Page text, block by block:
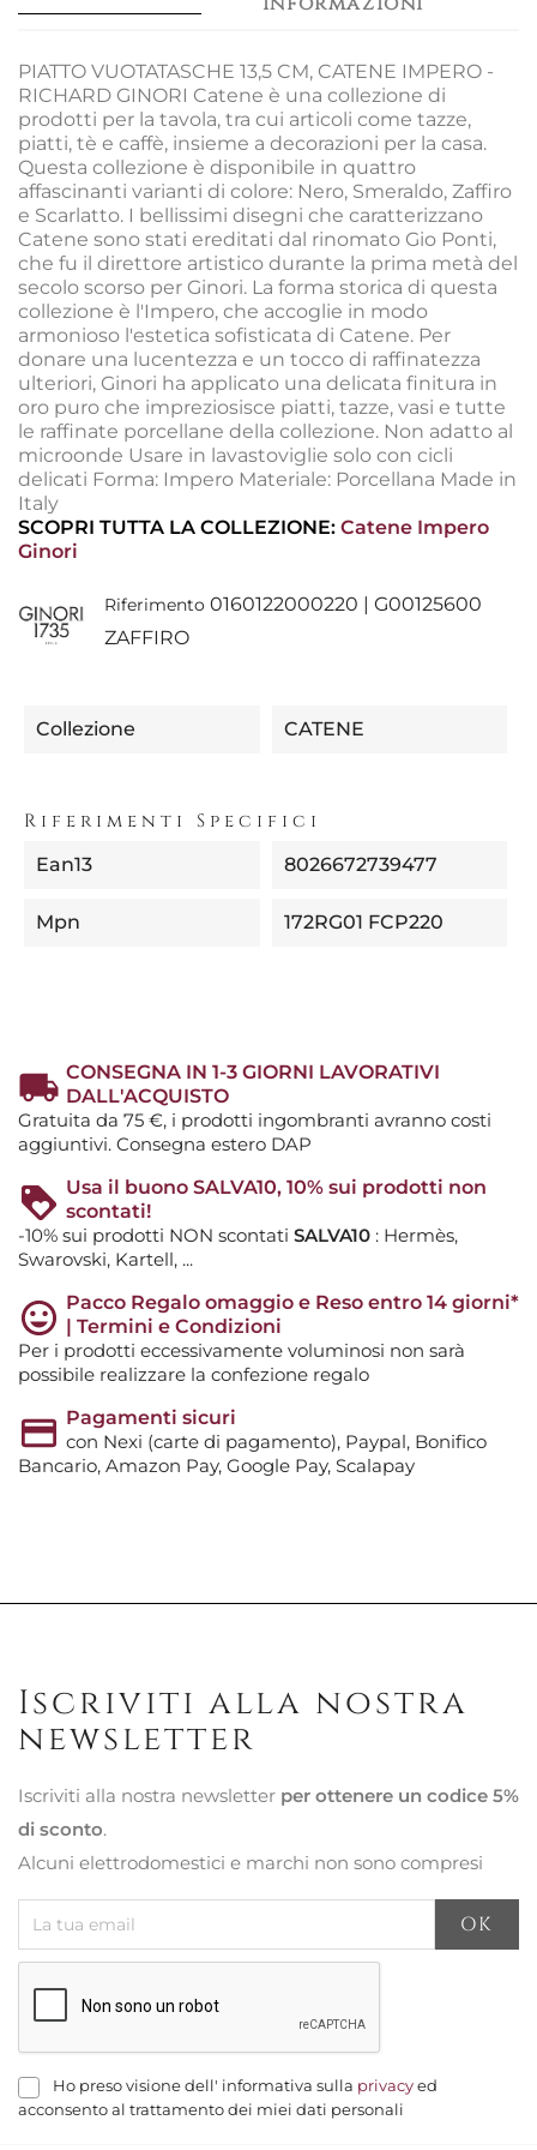
PIATTO VUOTATASCHE 13,5 CM, CATENE IMPERO -
RICHARD GINORI Catene è una collezione di
prodotti per la tavola, tra cui articoli come tazze,
piatti, tè e caffè, insieme a decorazioni per la casa.
Questa collezione è disponibile in quattro
affascinanti varianti di colore: Nero, Smeraldo, Zaffiro
e Scarlatto. I bellissimi disegni che caratterizzano
Catene sono stati ereditati dal rinomato Gio Ponti,
che fu il direttore artistico durante la prima metà del
secolo scorso per Ginori. La forma storica di questa
collezione è l'Impero, che accoglie in modo
armonioso l'estetica sofisticata di Catene. Per
donare una lucentezza e un tocco di raffinatezza
ulteriori, Ginori ha applicato una delicata finitura in
oro puro che impreziosisce piatti, tazze, vasi e tutte
le raffinate porcellane della collezione. Non adatto al
microonde Usare in lavastoviglie solo con cicli
delicati Forma: Impero Materiale: Porcellana Made in
Italy
SCOPRI TUTTA LA COLLEZIONE: Catene Impero
Ginori
Riferimento 0160122000220 | G00125600
ZAFFIRO
Collezione CATENE
Riferimenti Specifici
Ean13 8026672739477
Mpn 172RG01 FCP220
CONSEGNA IN 1-3 GIORNI LAVORATIVI
DALL'ACQUISTO
Gratuita da 75 €, i prodotti ingombranti avranno costi
aggiuntivi. Consegna estero DAP
Usa il buono SALVA10, 10% sui prodotti non
scontati!
-10% sui prodotti NON scontati SALVA10 : Hermès,
Swarovski, Kartell, ...
Pacco Regalo omaggio e Reso entro 14 giorni*
| Termini e Condizioni
Per i prodotti eccessivamente voluminosi non sarà
possibile realizzare la confezione regalo
Pagamenti sicuri
con Nexi (carte di pagamento), Paypal, Bonifico
Bancario, Amazon Pay, Google Pay, Scalapay
Iscriviti alla nostra
newsletter
Iscriviti alla nostra newsletter per ottenere un codice 5%
di sconto.
Alcuni elettrodomestici e marchi non sono compresi
Ho preso visione dell' informativa sulla privacy ed
acconsento al trattamento dei miei dati personali